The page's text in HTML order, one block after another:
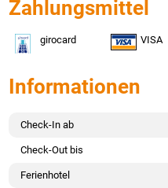
Zahlungsmittel
girocard VISA
Informationen
Check-In ab
Check-Out bis
Ferienhotel